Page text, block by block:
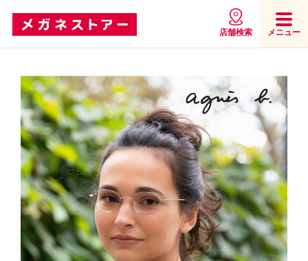
店舗検索 メニュー